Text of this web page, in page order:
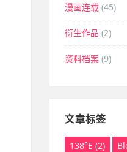
漫画连载 (45)
衍生作品 (2)
资料档案 (9)
文章标签
138°E (2)